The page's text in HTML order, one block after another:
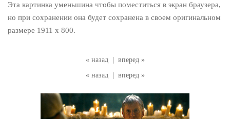
« назад
вперед »
« назад
вперед »
Эта картинка уменьшина чтобы поместиться в экран браузера,
но при сохранении она будет сохранена в своем оригинальном
размере 1911 x 800.